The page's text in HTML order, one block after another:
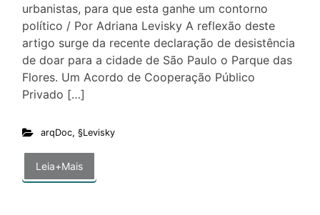
urbanistas, para que esta ganhe um contorno
político / Por Adriana Levisky A reflexão deste
artigo surge da recente declaração de desistência
de doar para a cidade de São Paulo o Parque das
Flores. Um Acordo de Cooperação Público
Privado […]
arqDoc, §Levisky
Leia+Mais